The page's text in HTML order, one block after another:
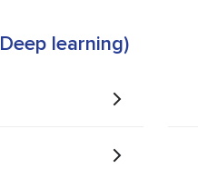
learning)